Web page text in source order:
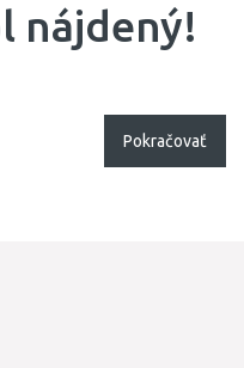
nájdený!
Pokračovať